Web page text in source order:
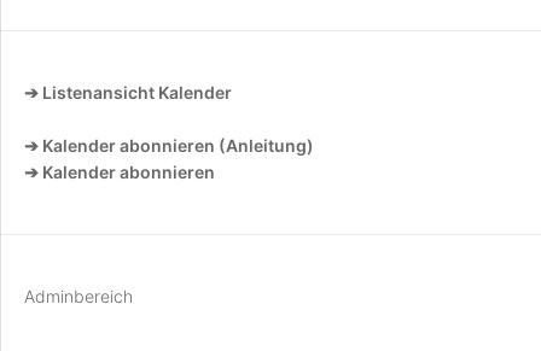
➔ Listenansicht Kalender
➔ Kalender abonnieren (Anleitung)
➔ Kalender abonnieren
Adminbereich